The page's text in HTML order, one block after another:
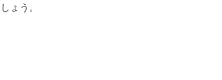
ょう。